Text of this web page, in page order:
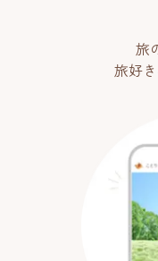
旅
旅好